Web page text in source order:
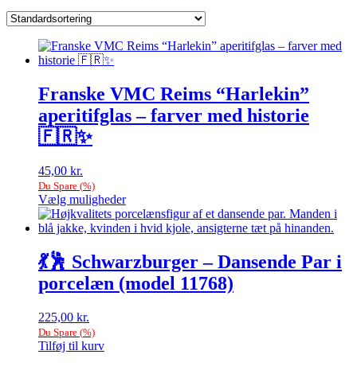
Franske VMC Reims “Harlekin”
aperitifglas – farver med historie
🇫🇷✨
45,00 kr.
Du Spare (%)
Vælg muligheder
Dette
vare
flere
varianter.
Mulighederne
vælges
på
varesiden
💃🕺 Schwarzburger – Dansende Par i
porcelæn (model 11768)
225,00 kr.
Du Spare (%)
Tilføj til kurv